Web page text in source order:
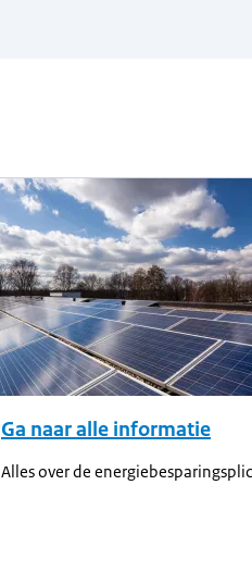
Ga naar alle informatie
Alles over de